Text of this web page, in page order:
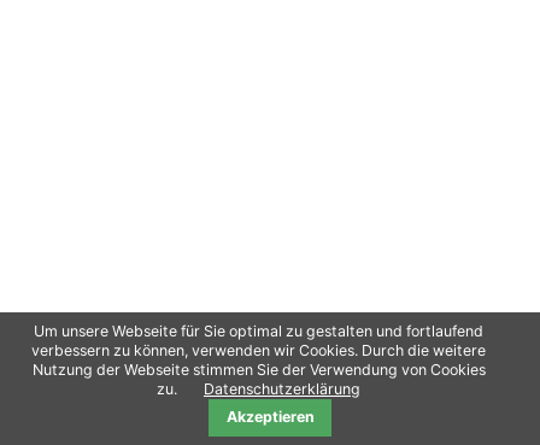
Um unsere Webseite für Sie optimal zu gestalten und fortlaufend
verbessern zu können, verwenden wir Cookies. Durch die weitere
Nutzung der Webseite stimmen Sie der Verwendung von Cookies
zu.
Datenschutzerklärung
Akzeptieren
Datenschutz Copyright 2021oliPro/ Contao Theme vonErdmann & Freunde